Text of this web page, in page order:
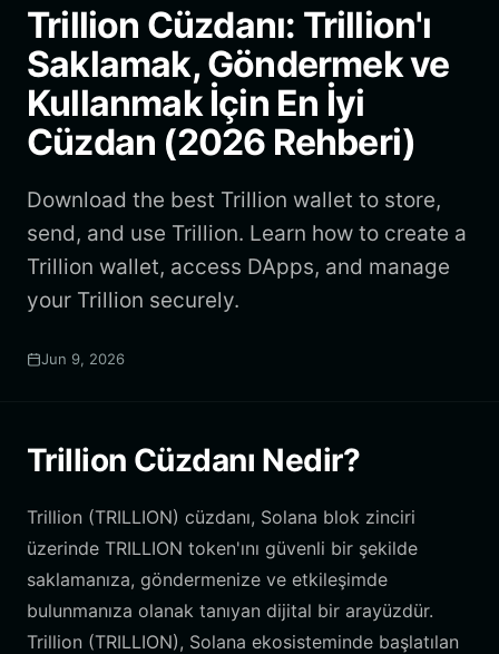
Bahasa Indonesia
ภาษาไทย
हिन्दी
Español
Português (Brasil)
Trillion Cüzdanı: Trillion'ı
Saklamak, Göndermek ve
Kullanmak İçin En İyi
Cüzdan (2026 Rehberi)
Download the best Trillion wallet to store,
send, and use Trillion. Learn how to create a
Trillion wallet, access DApps, and manage
your Trillion securely.
Jun 9, 2026
Trillion Cüzdanı Nedir?
Trillion (TRILLION) cüzdanı, Solana blok zinciri
üzerinde TRILLION token'ını güvenli bir şekilde
saklamanıza, göndermenize ve etkileşimde
bulunmanıza olanak tanıyan dijital bir arayüzdür.
Trillion (TRILLION), Solana ekosisteminde başlatılan